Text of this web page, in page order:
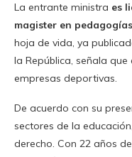
La entrante ministra es
magister en
hoja de vida, ya
la República, señala
empresas deportivas.
De acuerdo con su
sectores de la
derecho. Con 22 años